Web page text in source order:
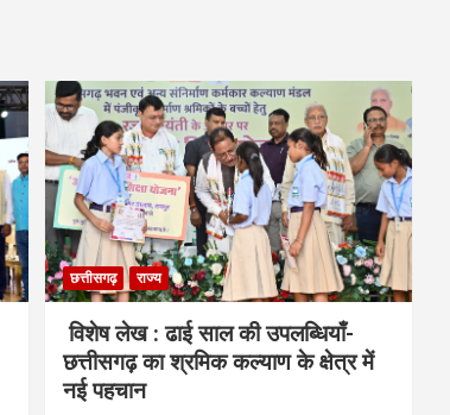
छत्तीसगढ़ राज्य
विशेष लेख : ढाई साल की उपलब्धियाँ-
छत्तीसगढ़ का श्रमिक कल्याण के क्षेत्र में
नई पहचान